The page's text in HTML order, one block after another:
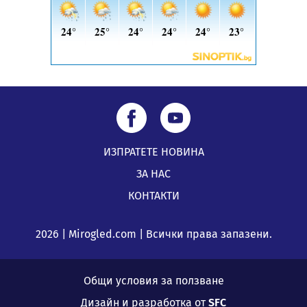
05.08.2026, 08:57
ИЗПРАТЕТЕ НОВИНА
ЗА НАС
КОНТАКТИ
2026 | Mirogled.com | Всички права запазени.
Общи условия за ползване
Дизайн и разработка отSFC